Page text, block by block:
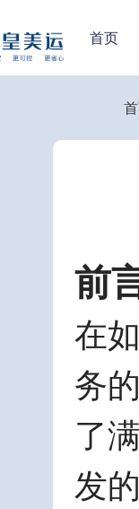
首页
前
在
务
了
发